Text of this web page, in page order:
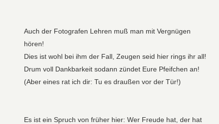
Auch der Fotografen Lehren muß man mit Vergnügen
hören!
Dies ist wohl bei ihm der Fall, Zeugen seid hier rings ihr all!
Drum voll Dankbarkeit sodann zündet Eure Pfeifchen an!
(Aber eines rat ich dir: Tu es draußen vor der Tür!)
Es ist ein Spruch von früher hier: Wer Freude hat, der hat